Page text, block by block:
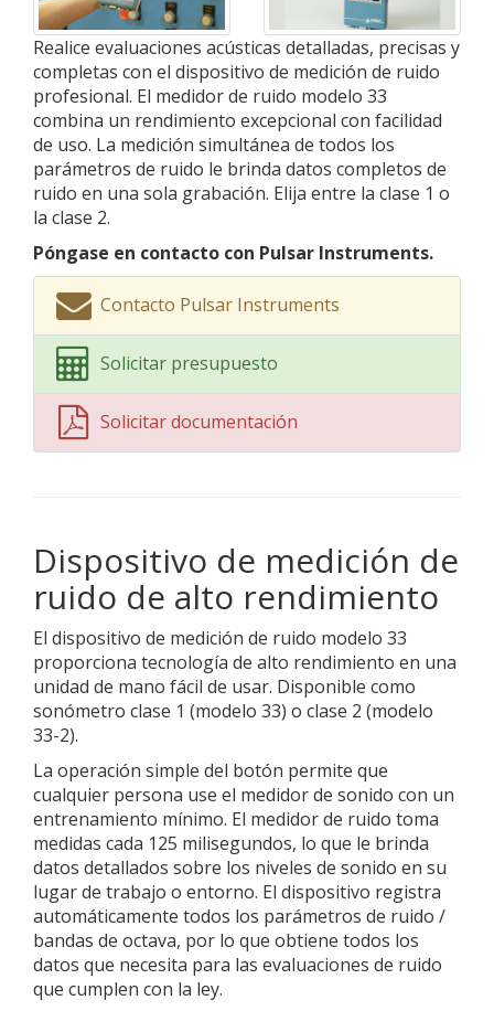
Realice evaluaciones acústicas detalladas, precisas y
completas con el dispositivo de medición de ruido
profesional. El medidor de ruido modelo 33
combina un rendimiento excepcional con facilidad
de uso. La medición simultánea de todos los
parámetros de ruido le brinda datos completos de
ruido en una sola grabación. Elija entre la clase 1 o
la clase 2.
Póngase en contacto con Pulsar Instruments.
Contacto Pulsar Instruments
Solicitar presupuesto
Solicitar documentación
Dispositivo de medición de
ruido de alto rendimiento
El dispositivo de medición de ruido modelo 33
proporciona tecnología de alto rendimiento en una
unidad de mano fácil de usar. Disponible como
sonómetro clase 1 (modelo 33) o clase 2 (modelo
33-2).
La operación simple del botón permite que
cualquier persona use el medidor de sonido con un
entrenamiento mínimo. El medidor de ruido toma
medidas cada 125 milisegundos, lo que le brinda
datos detallados sobre los niveles de sonido en su
lugar de trabajo o entorno. El dispositivo registra
automáticamente todos los parámetros de ruido /
bandas de octava, por lo que obtiene todos los
datos que necesita para las evaluaciones de ruido
que cumplen con la ley.